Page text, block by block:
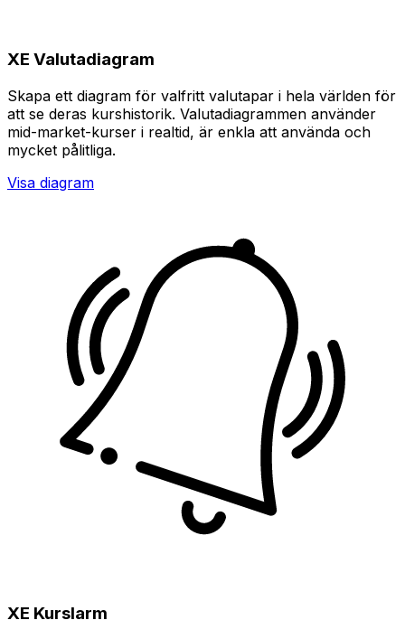
XE Valutadiagram
Skapa ett diagram för valfritt valutapar i hela världen för
att se deras kurshistorik. Valutadiagrammen använder
mid-market-kurser i realtid, är enkla att använda och
mycket pålitliga.
Visa diagram
XE Kurslarm